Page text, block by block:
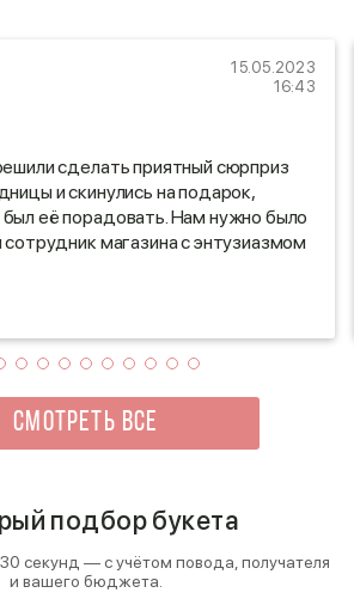
15.05.2023
16:43
сделать приятный сюрприз
и скинулись на подарок,
её порадовать. Нам нужно было
магазина с энтузиазмом
заказ, мы были приятно
и профессионально собрали наш
доставил его в офис, и
и веселья заполнила
наша коллега увидела этот
Это был прекрасный способ
СМОТРЕТЬ ВСЕ
подбор букета
секунд — с учётом повода, получателя
и вашего бюджета.